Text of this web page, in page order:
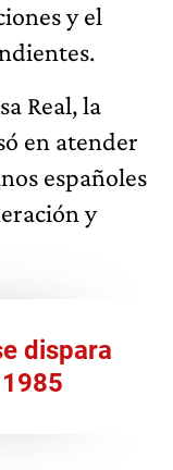
y el
Real, la
en atender
españoles
y
dispara